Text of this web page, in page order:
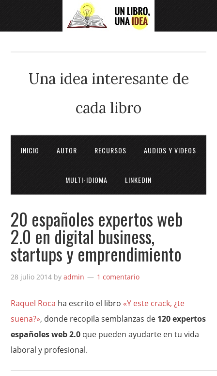
Una idea interesante de
cada libro
INICIO AUTOR RECURSOS AUDIOS Y VIDEOS
MULTI-IDIOMA LINKEDIN
20 españoles expertos web
2.0 en digital business,
startups y emprendimiento
28 julio 2014 byadmin 1 comentario
Raquel Roca ha escrito el libro «Y este crack, ¿te
suena?», donde recopila semblanzas de 120 expertos
españoles web 2.0 que pueden ayudarte en tu vida
laboral y profesional.